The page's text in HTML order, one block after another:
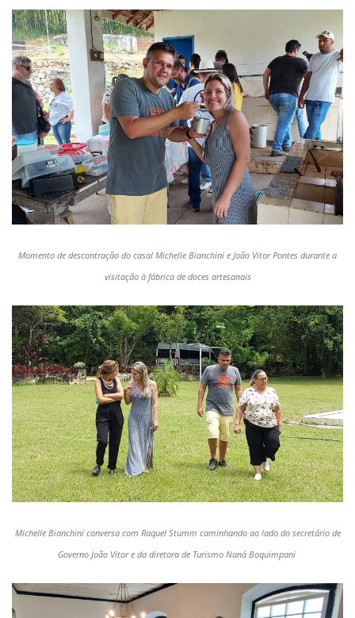
Momento de descontração do casal Michelle Bianchini e João Vitor Pontes durante a
visitação à fábrica de doces artesanais
Michelle Bianchini conversa com Raquel Stumm caminhando ao lado do secretário de
Governo João Vitor e da diretora de Turismo Naná Boquimpani